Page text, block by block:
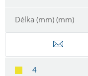
Délka (mm) (mm)
4